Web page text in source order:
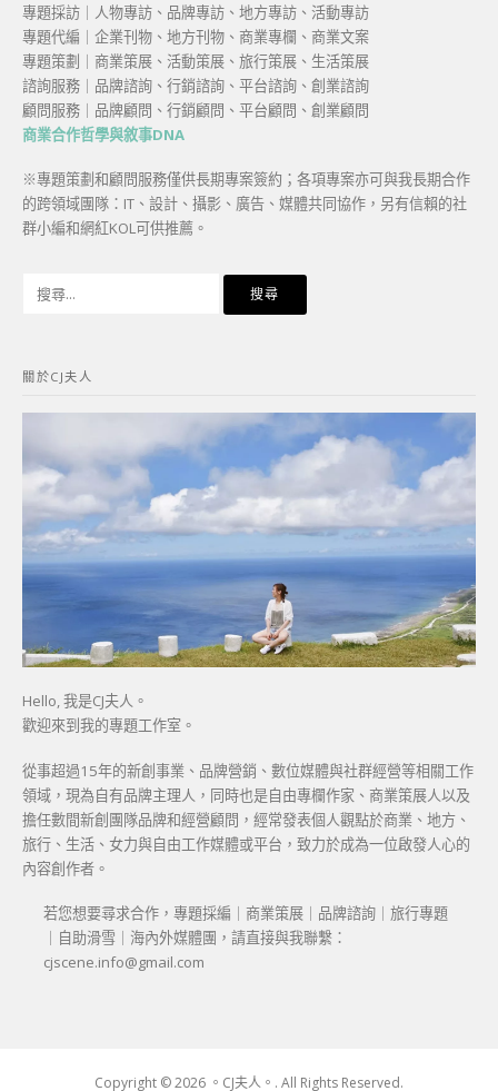
專題採訪｜人物專訪、品牌專訪、地方專訪、活動專訪
專題代編｜企業刊物、地方刊物、商業專欄、商業文案
專題策劃｜商業策展、活動策展、旅行策展、生活策展
諮詢服務｜品牌諮詢、行銷諮詢、平台諮詢、創業諮詢
顧問服務｜品牌顧問、行銷顧問、平台顧問、創業顧問
商業合作哲學與敘事DNA
※專題策劃和顧問服務僅供長期專案簽約；各項專案亦可與我長期合作
的跨領域團隊：IT、設計、攝影、廣告、媒體共同協作，另有信賴的社
群小編和網紅KOL可供推薦。
字:
關於CJ夫人
Hello, 我是CJ夫人。
歡迎來到我的專題工作室。
從事超過15年的新創事業、品牌營銷、數位媒體與社群經營等相關工作
領域，現為自有品牌主理人，同時也是自由專欄作家、商業策展人以及
擔任數間新創團隊品牌和經營顧問，經常發表個人觀點於商業、地方、
旅行、生活、女力與自由工作媒體或平台，致力於成為一位啟發人心的
內容創作者。
若您想要尋求合作，專題採編｜商業策展｜品牌諮詢｜旅行專題
｜自助滑雪｜海內外媒體團，請直接與我聯繫：
cjscene.info@gmail.com
Copyright © 2026 。CJ夫人。. All Rights Reserved.